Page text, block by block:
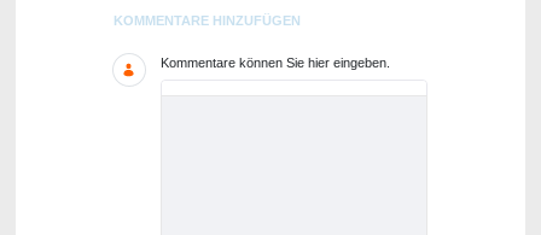
Blogs
KOMMENTARE HINZUFÜGEN
Kommentare können Sie hier eingeben.